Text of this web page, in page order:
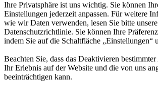
Ihre Privatsphäre ist uns wichtig. Sie können
Einstellungen jederzeit anpassen. Für weitere
wie wir Daten verwenden, lesen Sie bitte unsere
Datenschutzrichtlinie. Sie können Ihre
indem Sie auf die Schaltfläche „Einstellungen“
Beachten Sie, dass das Deaktivieren
Ihr Erlebnis auf der Website und die von uns
beeinträchtigen kann.